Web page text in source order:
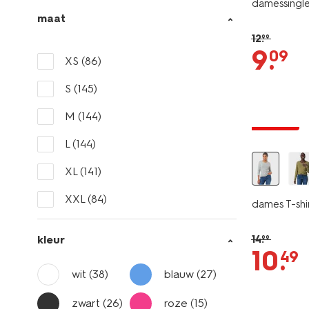
maat
XS (86)
S (145)
M (144)
L(144)
XL(141)
XXL(84)
kleur
wit (38) blauw(27)
zwart (26) roze(15)
12.99
9.
09
dames T-
14.99
10.
49